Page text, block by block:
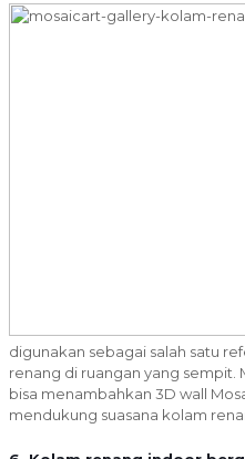
digunakan sebagai salah satu
renang di ruangan yang sempit.
bisa menambahkan 3D wall
mendukung suasana kolam